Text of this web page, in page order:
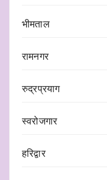
भीमताल
रामनगर
रुद्रप्रयाग
स्वरोजगार
हरिद्वार